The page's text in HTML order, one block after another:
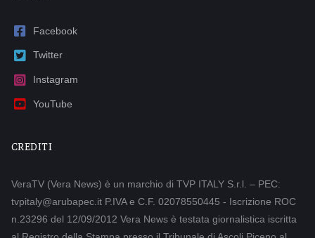
Facebook
Twitter
Instagram
YouTube
CREDITI
VeraTV (Vera News) è un marchio di TVP ITALY S.r.l. – PEC:
tvpitaly@arubapec.it P.IVA e C.F. 02078550445 - Iscrizione ROC
n.23296 del 12/09/2012 Vera News è testata giornalistica iscritta